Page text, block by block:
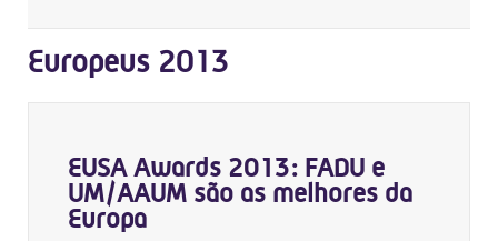
Europeus 2013
EUSA Awards 2013: FADU e
UM/AAUM são as melhores da
Europa